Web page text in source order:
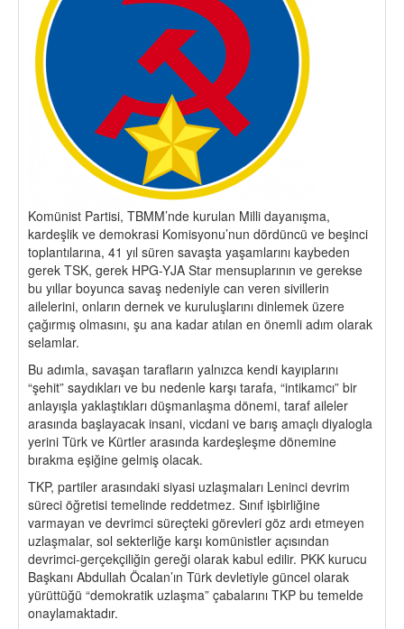
Komünist Partisi, TBMM’nde kurulan Milli dayanışma,
kardeşlik ve demokrasi Komisyonu’nun dördüncü ve beşinci
toplantılarına, 41 yıl süren savaşta yaşamlarını kaybeden
gerek TSK, gerek HPG-YJA Star mensuplarının ve gerekse
bu yıllar boyunca savaş nedeniyle can veren sivillerin
ailelerini, onların dernek ve kuruluşlarını dinlemek üzere
çağırmış olmasını, şu ana kadar atılan en önemli adım olarak
selamlar.
Bu adımla, savaşan tarafların yalnızca kendi kayıplarını
“şehit” saydıkları ve bu nedenle karşı tarafa, “intikamcı” bir
anlayışla yaklaştıkları düşmanlaşma dönemi, taraf aileler
arasında başlayacak insani, vicdani ve barış amaçlı diyalogla
yerini Türk ve Kürtler arasında kardeşleşme dönemine
bırakma eşiğine gelmiş olacak.
TKP, partiler arasındaki siyasi uzlaşmaları Leninci devrim
süreci öğretisi temelinde reddetmez. Sınıf işbirliğine
varmayan ve devrimci süreçteki görevleri göz ardı etmeyen
uzlaşmalar, sol sekterliğe karşı komünistler açısından
devrimci-gerçekçiliğin gereği olarak kabul edilir. PKK kurucu
Başkanı Abdullah Öcalan’ın Türk devletiyle güncel olarak
yürüttüğü “demokratik uzlaşma” çabalarını TKP bu temelde
onaylamaktadır.